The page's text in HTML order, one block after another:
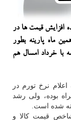
افزایش قیمت ها در
ماه پارینه بطور
با خرداد امسال هم
نرخ تورم در
بوده، ولی رشد
شده است.
قیمت کالا و